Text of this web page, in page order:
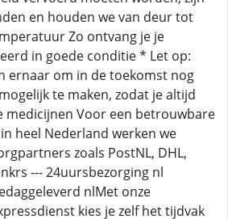
en houden we van deur tot
Zo ontvang je je
in goede conditie * Let op:
ernaar om in de toekomst nog
te maken, zodat je altijd
medicijnen Voor een betrouwbare
heel Nederland werken we
zoals PostNL, DHL,
--- 24uursbezorging nl
nlMet onze
kies je zelf het tijdvak